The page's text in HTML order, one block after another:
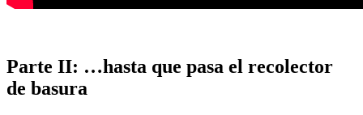
Parte II: …hasta que pasa el recolector
de basura